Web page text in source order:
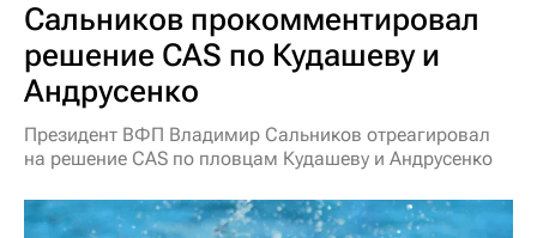
Сальников прокомментировал
решение CAS по Кудашеву и
Андрусенко
Президент ВФП Владимир Сальников отреагировал
на решение CAS по пловцам Кудашеву и Андрусенко